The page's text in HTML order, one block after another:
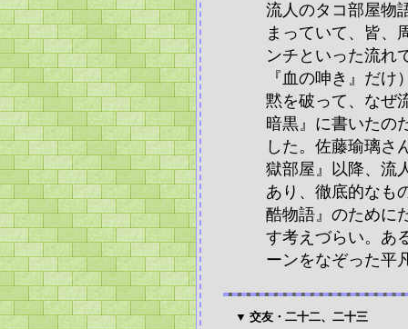
流人のタコ部屋物
まっていて、皆、
ンチといった流れ
『血の呻き』だ
黙を破って、なぜ
暗黒』に書いたの
した。佐藤瑜璃さ
獄部屋』以降、流
あり、徹底的なも
酷物語』のために
す考えづらい。あ
ーンをなぞった平
▼ 交友・二十二、二十三